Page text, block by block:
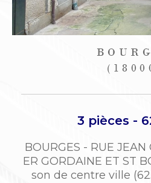
3 pièces -
BOURGES - RUE
ER GORDAINE ET ST
son de centre ville